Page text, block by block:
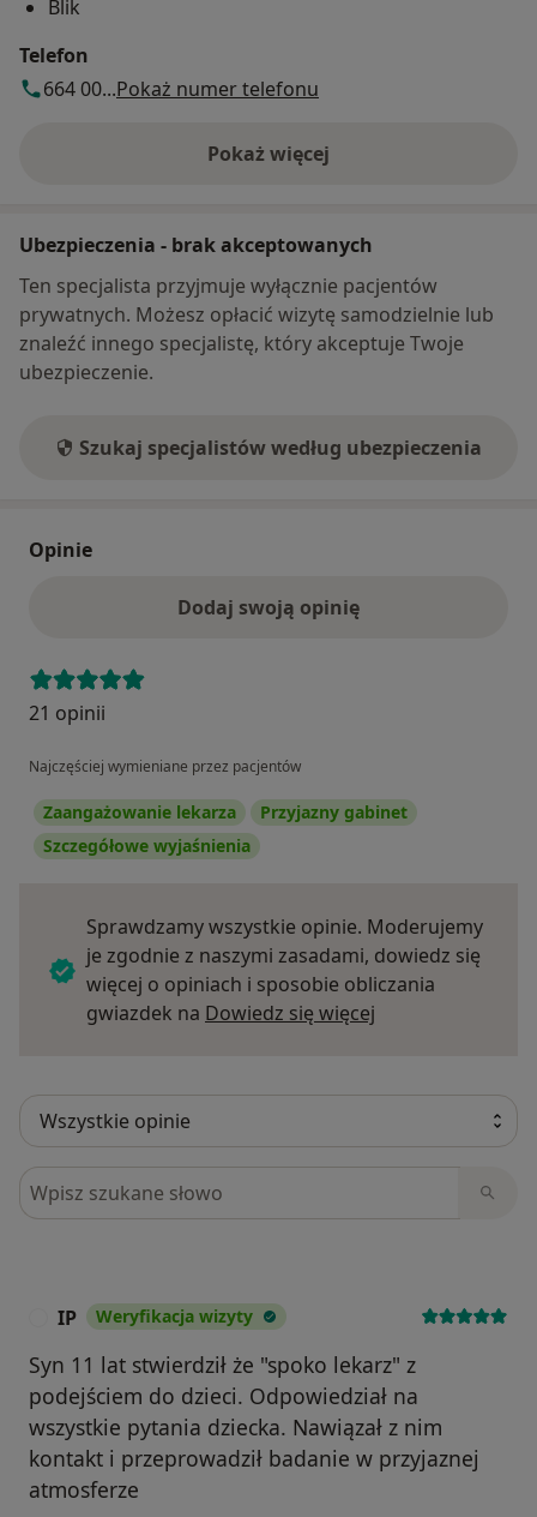
Blik
Telefon
664 00...Pokaż numer telefonu
Pokaż więcej
o adresie
Ubezpieczenia - brak akceptowanych
Ten specjalista przyjmuje wyłącznie pacjentów
prywatnych. Możesz opłacić wizytę samodzielnie lub
znaleźć innego specjalistę, który akceptuje Twoje
ubezpieczenie.
Szukaj specjalistów według ubezpieczenia
Opinie
Dodaj swoją opinię
21 opinii
Najczęściej wymieniane przez pacjentów
Zaangażowanie lekarza
Przyjazny gabinet
Szczegółowe wyjaśnienia
Sprawdzamy wszystkie opinie. Moderujemy
je zgodnie z naszymi zasadami, dowiedz się
więcej o opiniach i sposobie obliczania
gwiazdek na Dowiedz się więcej
Szukaj w opiniach
IP Weryfikacja wizyty
Syn 11 lat stwierdził że "spoko lekarz" z
podejściem do dzieci. Odpowiedział na
wszystkie pytania dziecka. Nawiązał z nim
kontakt i przeprowadził badanie w przyjaznej
atmosferze